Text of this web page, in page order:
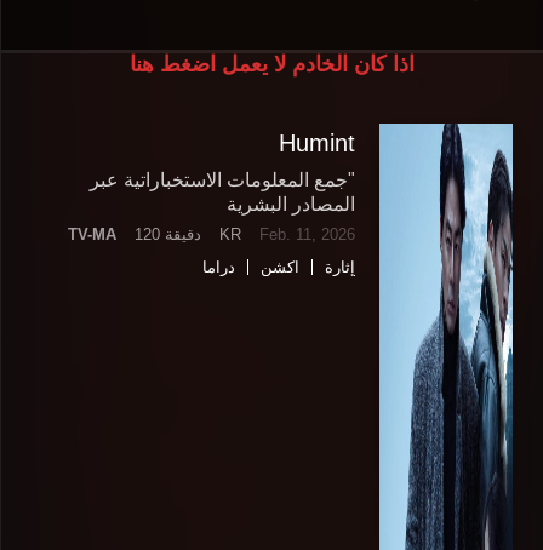
اذا كان الخادم لا يعمل اضغط هنا
Humint
"جمع المعلومات الاستخباراتية عبر
المصادر البشرية
Feb. 11, 2026
KR 120 دقيقة
TV-MA
إثارة
اكشن
دراما